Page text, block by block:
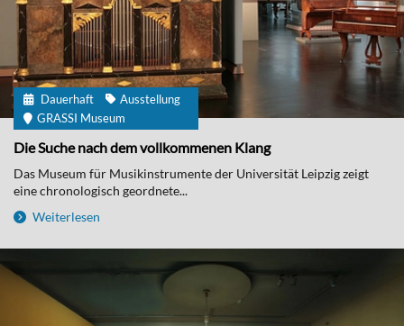
Dauerhaft
Ausstellung
GRASSI Museum
Die Suche nach dem vollkommenen Klang
Das Museum für Musikinstrumente der Universität Leipzig zeigt
eine chronologisch geordnete...
Weiterlesen